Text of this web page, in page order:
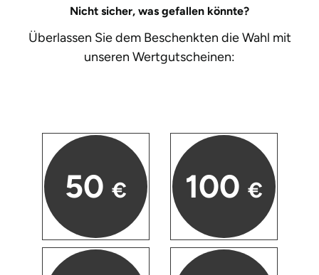
Nicht sicher, was gefallen könnte?
Überlassen Sie dem Beschenkten die Wahl mit
unseren Wertgutscheinen:
50 € 100 €